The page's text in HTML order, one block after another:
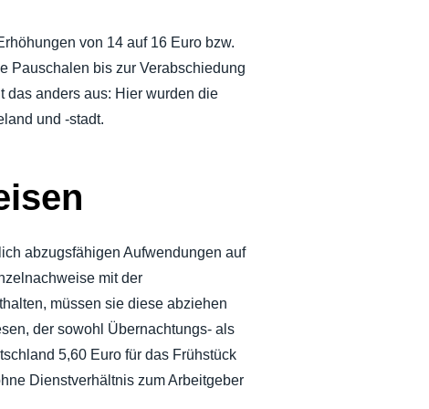
von 14 auf 16 Euro bzw.
Pauschalen bis zur Verabschiedung
das anders aus: Hier wurden die
und -stadt.
abzugsfähigen Aufwendungen auf
mit der
müssen sie diese abziehen
der sowohl Übernachtungs- als
5,60 Euro für das Frühstück
Dienstverhältnis zum Arbeitgeber